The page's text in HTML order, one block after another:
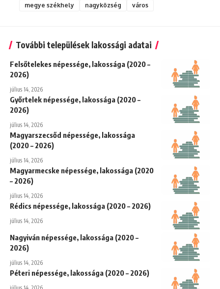
megye székhely
nagyközség város
További települések lakossági adatai
Felsőtelekes népessége, lakossága (2020 –
2026)
július 14, 2026
Győrtelek népessége, lakossága (2020 –
2026)
július 14, 2026
Magyarszecsőd népessége, lakossága
(2020 – 2026)
július 14, 2026
Magyarmecske népessége, lakossága (2020
– 2026)
július 14, 2026
Rédics népessége, lakossága (2020 – 2026)
július 14, 2026
Nagyiván népessége, lakossága (2020 –
2026)
július 14, 2026
Péteri népessége, lakossága (2020 – 2026)